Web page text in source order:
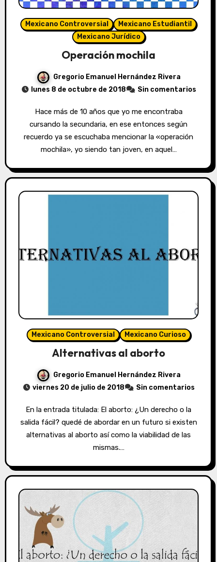
Mexicano Controversial
Mexicano Estudiantil
Mexicano Jurídico
Operación mochila
Gregorio Emanuel Hernández Rivera
lunes 8 de octubre de 2018
Sin comentarios
Hace más de 10 años que yo me encontraba
cursando la secundaria, en ese entonces según
recuerdo ya se escuchaba mencionar la «operación
mochila», yo siendo tan joven, en aquel…
Mexicano Controversial Mexicano Curioso
Alternativas al aborto
Gregorio Emanuel Hernández Rivera
viernes 20 de julio de 2018
Sin comentarios
En la entrada titulada: El aborto: ¿Un derecho o la
salida fácil? quedé de abordar en un futuro si existen
alternativas al aborto así como la viabilidad de las
mismas.…